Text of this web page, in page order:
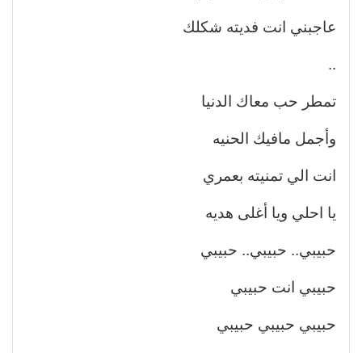
عاجبني انت فديته شكلك
..
تمطر حب معاك الدنيا
وأجمل مافيك الحنيه
انت الي تمنيته بعمري
يا احلي ويا أغلى هديه
حبيبي.. حبيبي.. حبيبي
حبيبي انت حبيبي
حبيبي حبيبي حبيبي